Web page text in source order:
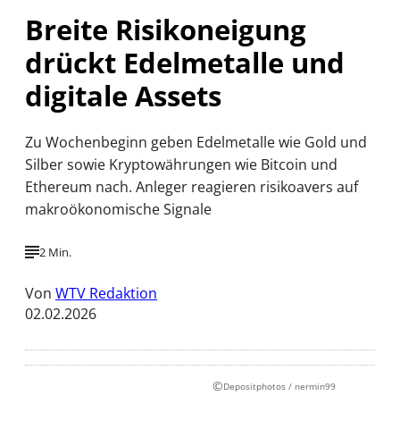
Breite Risikoneigung
drückt Edelmetalle und
digitale Assets
Zu Wochenbeginn geben Edelmetalle wie Gold und
Silber sowie Kryptowährungen wie Bitcoin und
Ethereum nach. Anleger reagieren risikoavers auf
makroökonomische Signale
2 Min.
Von WTV Redaktion
02.02.2026
©Depositphotos / nermin99